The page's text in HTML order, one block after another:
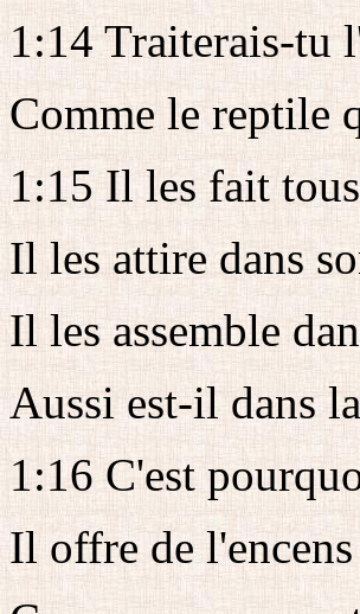
1:14 Traiterais-tu
Comme le reptile
1:15 Il les fait
Il les attire dans
Il les assemble
Aussi est-il dans
1:16 C'est
Il offre de l'encens